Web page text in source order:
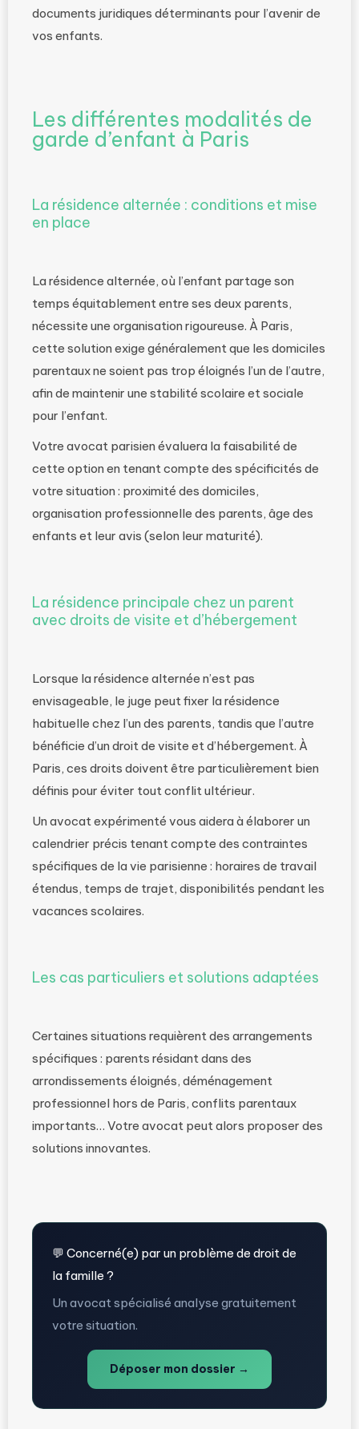
documents juridiques déterminants pour l’avenir de
vos enfants.
Les différentes modalités de
garde d’enfant à Paris
La résidence alternée : conditions et mise
en place
La résidence alternée, où l’enfant partage son
temps équitablement entre ses deux parents,
nécessite une organisation rigoureuse. À Paris,
cette solution exige généralement que les domiciles
parentaux ne soient pas trop éloignés l’un de l’autre,
afin de maintenir une stabilité scolaire et sociale
pour l’enfant.
Votre avocat parisien évaluera la faisabilité de
cette option en tenant compte des spécificités de
votre situation : proximité des domiciles,
organisation professionnelle des parents, âge des
enfants et leur avis (selon leur maturité).
La résidence principale chez un parent
avec droits de visite et d’hébergement
Lorsque la résidence alternée n’est pas
envisageable, le juge peut fixer la résidence
habituelle chez l’un des parents, tandis que l’autre
bénéficie d’un droit de visite et d’hébergement. À
Paris, ces droits doivent être particulièrement bien
définis pour éviter tout conflit ultérieur.
Un avocat expérimenté vous aidera à élaborer un
calendrier précis tenant compte des contraintes
spécifiques de la vie parisienne : horaires de travail
étendus, temps de trajet, disponibilités pendant les
vacances scolaires.
Les cas particuliers et solutions adaptées
Certaines situations requièrent des arrangements
spécifiques : parents résidant dans des
arrondissements éloignés, déménagement
professionnel hors de Paris, conflits parentaux
importants… Votre avocat peut alors proposer des
solutions innovantes.
💬 Concerné(e) par un problème de droit de
la famille ?
Un avocat spécialisé analyse gratuitement
votre situation.
Déposer mon dossier →